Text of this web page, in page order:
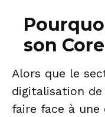
son
Alors que le
digitalisation
faire face à une